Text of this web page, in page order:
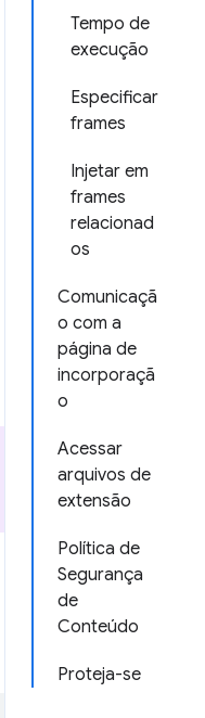
Tempo de
execução
Especificar
frames
Injetar em
frames
relacionad
os
Comunicaçã
o com a
página de
incorporaçã
o
Acessar
arquivos de
extensão
Política de
Segurança
de
Conteúdo
Proteja-se